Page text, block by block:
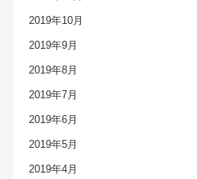
2019年10月
2019年9月
2019年8月
2019年7月
2019年6月
2019年5月
2019年4月